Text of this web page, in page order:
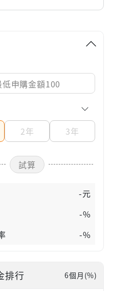
2年 3年
試算
-元
-%
-%
排行 6個月(%)